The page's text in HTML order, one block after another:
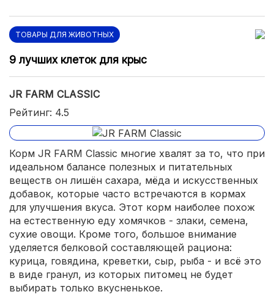
ТОВАРЫ ДЛЯ ЖИВОТНЫХ
9 лучших клеток для крыс
JR FARM CLASSIC
Рейтинг: 4.5
Корм JR FARM Classic многие хвалят за то, что при
идеальном балансе полезных и питательных
веществ он лишён сахара, мёда и искусственных
добавок, которые часто встречаются в кормах
для улучшения вкуса. Этот корм наиболее похож
на естественную еду хомячков - злаки, семена,
сухие овощи. Кроме того, большое внимание
уделяется белковой составляющей рациона:
курица, говядина, креветки, сыр, рыба - и всё это
в виде гранул, из которых питомец не будет
выбирать только вкусненькое.